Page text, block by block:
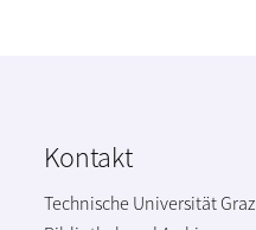
Kontakt
Technische Universität Graz